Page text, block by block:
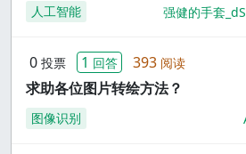
人工智能 强健的手套
0 投票 1 回答 393 阅读
求助各位图片转绘方法？
图像识别